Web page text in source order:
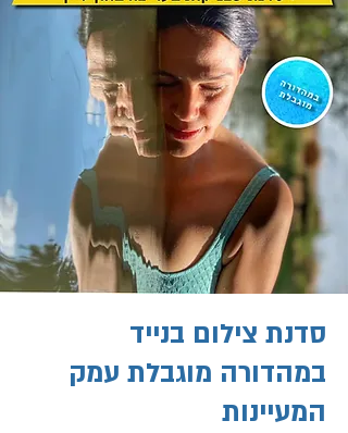
סדנת צילום בנייד
במהדורה מוגבלת עמק
המעיינות